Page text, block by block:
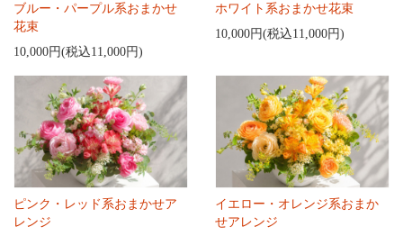
ブルー・パープル系おまかせ
花束
10,000円(税込11,000円)
ホワイト系おまかせ花束
10,000円(税込11,000円)
ピンク・レッド系おまかせア
レンジ
イエロー・オレンジ系おまか
せアレンジ